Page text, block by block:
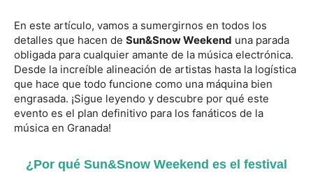
En este artículo, vamos a sumergirnos en todos los
detalles que hacen de Sun&Snow Weekend una parada
obligada para cualquier amante de la música electrónica.
Desde la increíble alineación de artistas hasta la logística
que hace que todo funcione como una máquina bien
engrasada. ¡Sigue leyendo y descubre por qué este
evento es el plan definitivo para los fanáticos de la
música en Granada!
¿Por qué Sun&Snow Weekend es el festival